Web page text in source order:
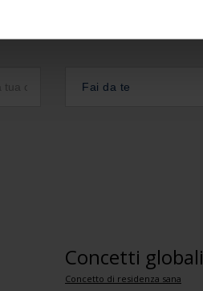
Fai da te
Concetti globali
Concetto di residenza sana